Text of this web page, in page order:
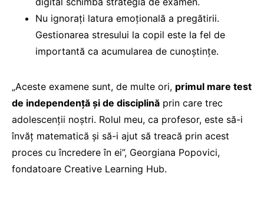
Nu ignorați latura emoțională a pregătirii.
Gestionarea stresului la copil este la fel de
importantă ca acumularea de cunoștințe.
„Aceste examene sunt, de multe ori, primul mare test
de independență și de disciplină prin care trec
adolescenții noștri. Rolul meu, ca profesor, este să-i
învăț matematică și să-i ajut să treacă prin acest
proces cu încredere în ei”, Georgiana Popovici,
fondatoare Creative Learning Hub.